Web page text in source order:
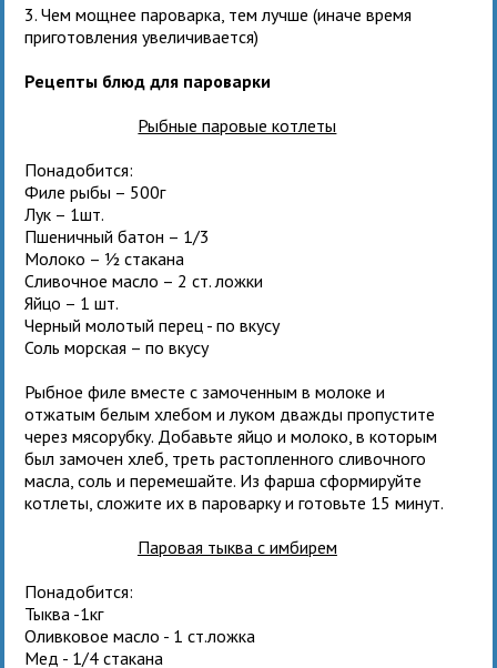
3. Чем мощнее пароварка, тем лучше (иначе время
приготовления увеличивается)
Рецепты блюд для пароварки
Рыбные паровые котлеты
Понадобится:
Филе рыбы – 500г
Лук – 1шт.
Пшеничный батон – 1/3
Молоко – ½ стакана
Сливочное масло – 2 ст. ложки
Яйцо – 1 шт.
Черный молотый перец - по вкусу
Соль морская – по вкусу
Рыбное филе вместе с замоченным в молоке и
отжатым белым хлебом и луком дважды пропустите
через мясорубку. Добавьте яйцо и молоко, в которым
был замочен хлеб, треть растопленного сливочного
масла, соль и перемешайте. Из фарша сформируйте
котлеты, сложите их в пароварку и готовьте 15 минут.
Паровая тыква с имбирем
Понадобится:
Тыква -1кг
Оливковое масло - 1 ст.ложка
Мед - 1/4 стакана